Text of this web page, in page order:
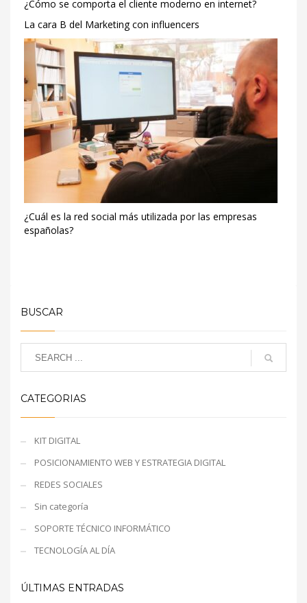
¿Cómo se comporta el cliente moderno en internet?
La cara B del Marketing con influencers
¿Cuál es la red social más utilizada por las empresas
españolas?
BUSCAR
CATEGORIAS
KIT DIGITAL
POSICIONAMIENTO WEB Y ESTRATEGIA DIGITAL
REDES SOCIALES
Sin categoría
SOPORTE TÉCNICO INFORMÁTICO
TECNOLOGÍA AL DÍA
ÚLTIMAS ENTRADAS